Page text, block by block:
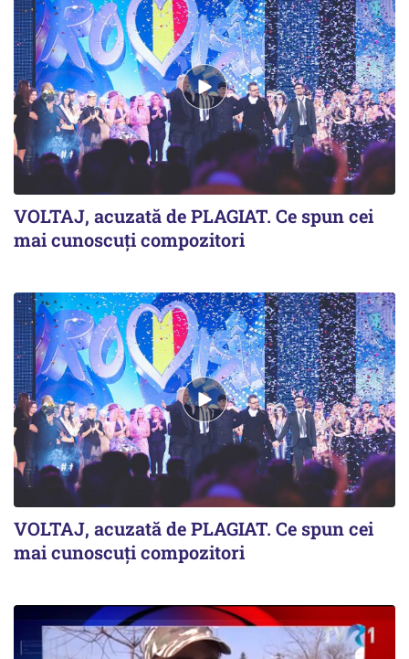
VOLTAJ, acuzată de PLAGIAT. Ce spun cei
mai cunoscuți compozitori
VOLTAJ, acuzată de PLAGIAT. Ce spun cei
mai cunoscuți compozitori